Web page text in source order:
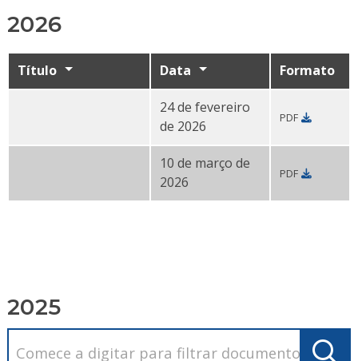
2026
Título Data Formato
Relatório do Contact Center - janeiro de 2026 PDF
24 de fevereiro
de 2026
PDF
Relatório do Contact Center - fevereiro de 2026 PDF
10 de março de
2026
PDF
2025